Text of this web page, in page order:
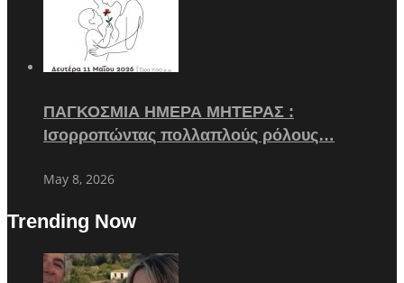
ΠΑΓΚΟΣΜΙΑ ΗΜΕΡΑ ΜΗΤΕΡΑΣ :
Ισορροπώντας πολλαπλούς ρόλους…
May 8, 2026
Trending Now